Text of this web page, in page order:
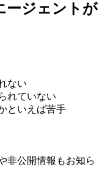
ージェントが
ない
れていない
といえば苦手
非公開情報もお知ら